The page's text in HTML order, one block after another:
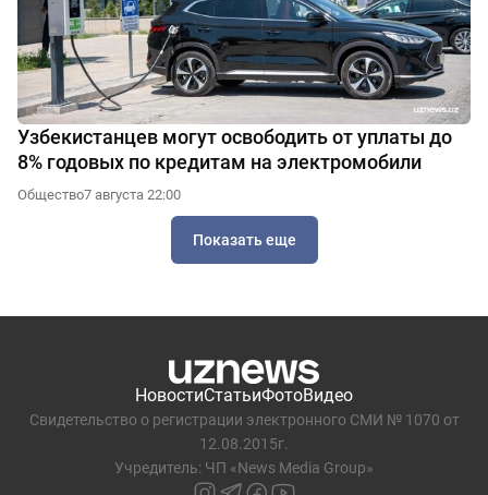
Узбекистанцев могут освободить от уплаты до
8% годовых по кредитам на электромобили
Общество7 августа 22:00
Показать еще
НовостиСтатьиФотоВидео
Свидетельство о регистрации электронного СМИ № 1070 от
12.08.2015г.
Учредитель: ЧП «News Media Group»